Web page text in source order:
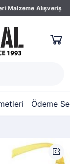
Malzeme Alışveriş
Ödeme